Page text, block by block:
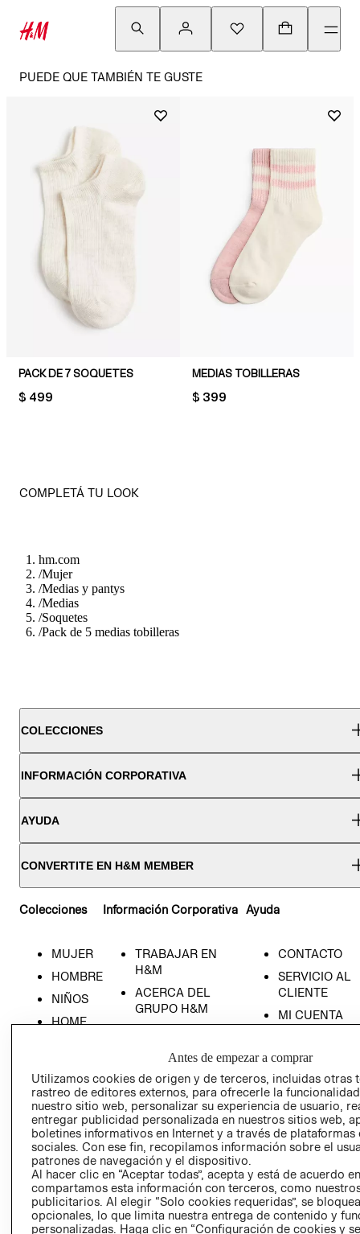
PUEDE QUE TAMBIÉN TE GUSTE
PACK DE 7 SOQUETES
PRICE:
$ 499
MEDIAS TOBILLERAS
PRICE:
$ 399
COMPLETÁ TU LOOK
hm.com
/Mujer
/Medias y pantys
/Medias
/Soquetes
/Pack de 5 medias tobilleras
COLECCIONES
INFORMACIÓN CORPORATIVA
AYUDA
CONVERTITE EN H&M MEMBER
Colecciones
MUJER
HOMBRE
NIÑOS
HOME
Información Corporativa
TRABAJAR EN
H&M
ACERCA DEL
GRUPO H&M
RELACIÓN CON
INVERSIONISTAS
POLÍTICA
EMPRESARIAL
Ayuda
CONTACTO
SERVICIO AL
CLIENTE
MI CUENTA
TIENDAS
- RETIRO EN
TIENDA
TÉRMINOS Y
CONDICIONES
AVISO DE
PRIVACIDAD
GIFT CARD
AVISO DE
Antes de empezar a comprar
Utilizamos cookies de origen y de terceros, incluidas otras
rastreo de editores externos, para ofrecerle la
nuestro sitio web, personalizar su experiencia de usuario,
entregar publicidad personalizada en nuestros sitios web,
boletines informativos en Internet y a través de plataformas
sociales. Con ese fin, recopilamos información sobre el
patrones de navegación y el dispositivo.
Al hacer clic en “Aceptar todas”, acepta y está de acuerdo
compartamos esta información con terceros, como
publicitarios. Al elegir “Solo cookies requeridas”, se
opcionales, lo que limita nuestra entrega de contenido y
personalizadas. Haga clic en “Configuración de cookies y